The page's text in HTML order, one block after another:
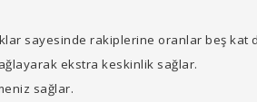
sayesinde rakiplerine oranlar beş kat
ekstra keskinlik sağlar.
sağlar.